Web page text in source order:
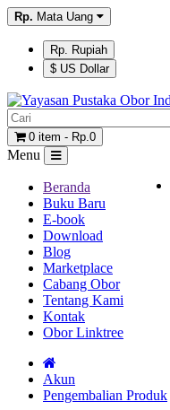
Rp. Mata Uang
Rp. Rupiah
$ US Dollar
0 item - Rp.0
Menu
Beranda
Buku Baru
E-book
Download
Blog
Marketplace
Cabang Obor
Tentang Kami
Kontak
Obor Linktree
Akun
Pengembalian Produk